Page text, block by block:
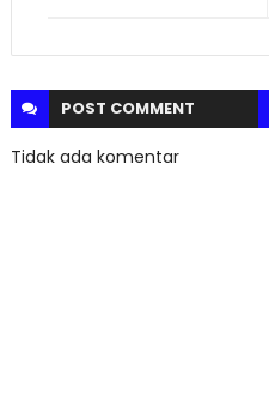
POST COMMENT
Tidak ada komentar